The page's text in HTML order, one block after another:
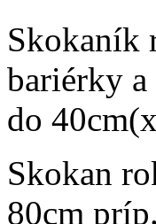
Skokaník
bariérky
do
Skokan
80cm